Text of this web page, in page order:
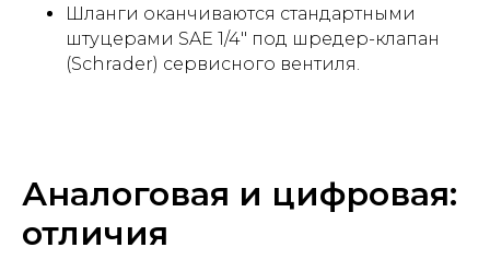
Шланги оканчиваются стандартными
штуцерами SAE 1/4" под шредер-клапан
(Schrader) сервисного вентиля.
Аналоговая и цифровая:
отличия